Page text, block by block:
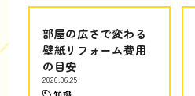
部屋の広さで変わる
壁紙リフォーム費用
の目安
2026.06.25